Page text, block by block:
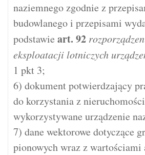
naziemnego zgodnie z
budowlanego i przepisami
podstawie art. 92
eksploatacji lotniczych
1 pkt 3;
6) dokument potwierdzający
do korzystania z
wykorzystywane urządzenie
7) dane wektorowe dotyczące
pionowych wraz z